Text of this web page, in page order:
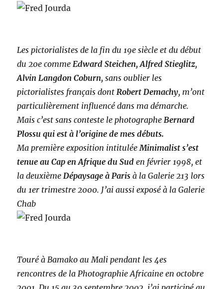
Les pictorialistes de la fin du 19e siècle et du début
du 20e commeEdward Steichen, Alfred Stieglitz,
Alvin Langdon Coburn, sans oublier les
pictorialistes français dontRobert Demachy, m’ont
particulièrement influencé dans ma démarche.
Mais c’est sans conteste le photographeBernard
Plossu qui est à l’origine de mes débuts.
Ma première exposition intituléeMinimalist s’est
tenue au Cap en Afrique du Sud en février 1998, et
la deuxièmeDépaysage à Paris à la Galerie 213 lors
du 1er trimestre 2000. J’ai aussi exposé à la Galerie
Chab
Touré à Bamako au Mali pendant les 4es
rencontres de la Photographie Africaine en octobre